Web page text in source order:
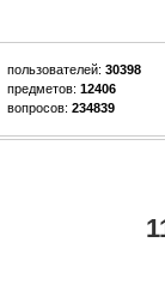
пользователей: 30398
предметов: 12406
вопросов: 234839